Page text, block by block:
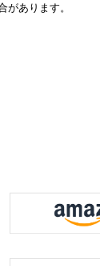
あります。